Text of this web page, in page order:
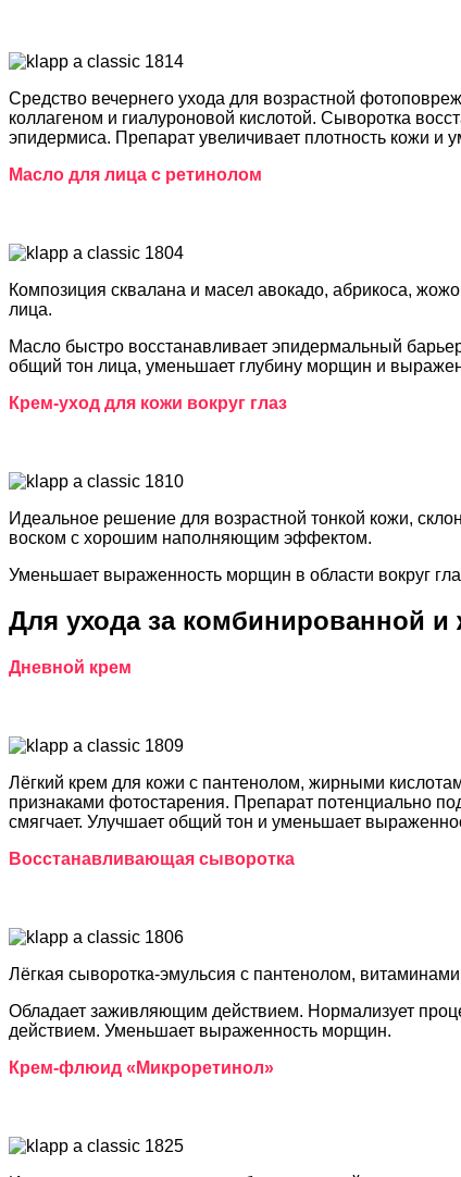
Средство вечернего ухода для возрастной
коллагеном и гиалуроновой кислотой. Сыворотка
эпидермиса. Препарат увеличивает плотность кожи
Масло для лица с ретинолом
Композиция сквалана и масел авокадо, абрикоса,
лица.
Масло быстро восстанавливает эпидермальный
общий тон лица, уменьшает глубину морщин и
Крем-уход для кожи вокруг глаз
Идеальное решение для возрастной тонкой кожи,
воском с хорошим наполняющим эффектом.
Уменьшает выраженность морщин в области вокруг
Для ухода за комбинированной
Дневной крем
Лёгкий крем для кожи с пантенолом, жирными
признаками фотостарения. Препарат потенциально
смягчает. Улучшает общий тон и уменьшает
Восстанавливающая сыворотка
Лёгкая сыворотка-эмульсия с пантенолом,
Обладает заживляющим действием. Нормализует
действием. Уменьшает выраженность морщин.
Крем-флюид «Микроретинол»